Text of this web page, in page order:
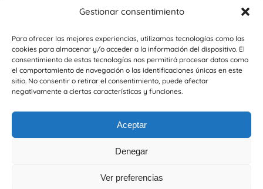
Gestionar consentimiento
Para ofrecer las mejores experiencias, utilizamos tecnologías como las
cookies para almacenar y/o acceder a la información del dispositivo. El
consentimiento de estas tecnologías nos permitirá procesar datos como
el comportamiento de navegación o las identificaciones únicas en este
sitio. No consentir o retirar el consentimiento, puede afectar
negativamente a ciertas características y funciones.
Aceptar
Denegar
Ver preferencias
Maons refractari per a barbacoes i forns
Maons i rajoles rústiques
Botellers
Política de Privacitat